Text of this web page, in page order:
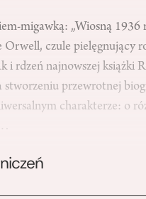
migawką: „Wiosną 1936
Orwell, czule pielęgnujący
i rdzeń najnowszej książki
stworzeniu przewrotnej
charakterze: o